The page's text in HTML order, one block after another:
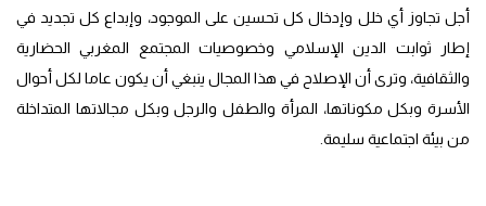
أجل تجاوز أي خلل وإدخال كل تحسين على الموجود، وإبداع كل تجديد في
إطار ثوابت الدين الإسلامي وخصوصيات المجتمع المغربي الحضارية
والثقافية، وترى أن الإصلاح في هذا المجال ينبغي أن يكون عاما لكل أحوال
الأسرة وبكل مكوناتها، المرأة والطفل والرجل وبكل مجالاتها المتداخلة
من بيئة اجتماعية سليمة.